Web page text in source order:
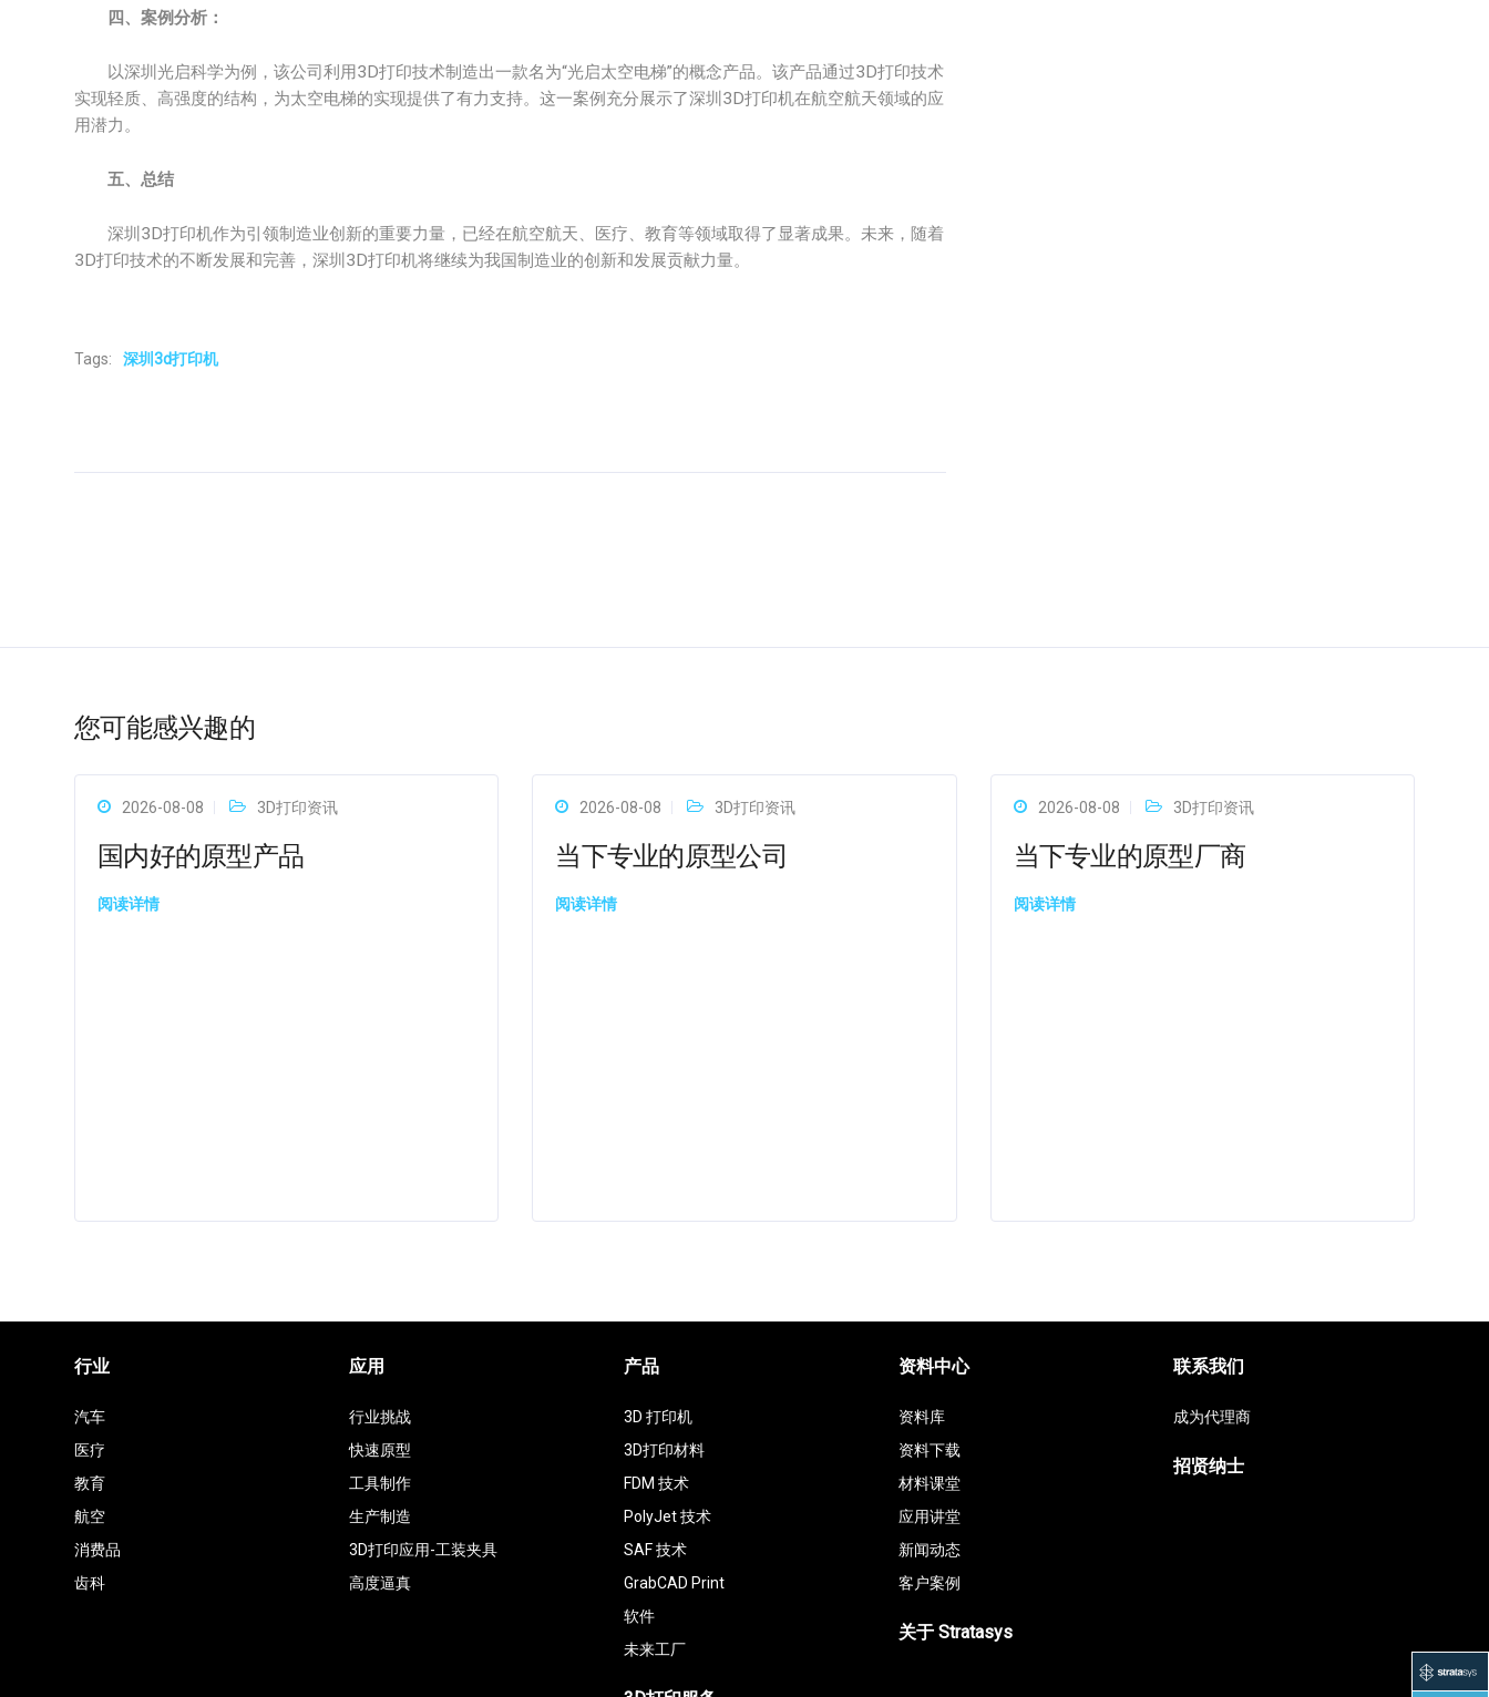
四、案例分析：
以深圳光启科学为例，该公司利用3D打印技术制造出一款名为“光启太空电梯”的概念产品。该产品通过3D打印技术
实现轻质、高强度的结构，为太空电梯的实现提供了有力支持。这一案例充分展示了深圳3D打印机在航空航天领域的应
用潜力。
五、总结
深圳3D打印机作为引领制造业创新的重要力量，已经在航空航天、医疗、教育等领域取得了显著成果。未来，随着
3D打印技术的不断发展和完善，深圳3D打印机将继续为我国制造业的创新和发展贡献力量。
Tags: 深圳3d打印机
您可能感兴趣的
2026-08-08 3D打印资讯
国内好的原型产品
阅读详情
2026-08-08 3D打印资讯
当下专业的原型公司
阅读详情
2026-08-08 3D打印资讯
当下专业的原型厂商
阅读详情
行业
汽车
医疗
教育
航空
消费品
齿科
应用
行业挑战
快速原型
工具制作
生产制造
3D打印应用-工装夹具
高度逼真
产品
3D 打印机
3D打印材料
FDM 技术
PolyJet 技术
SAF 技术
GrabCAD Print
软件
未来工厂
资料中心
资料库
资料下载
材料课堂
应用讲堂
新闻动态
客户案例
关于 Stratasys
联系我们
成为代理商
招贤纳士